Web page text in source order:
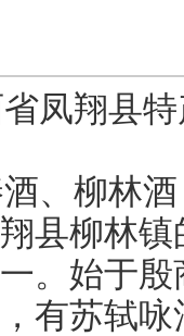
省凤翔县
、柳林酒
县柳林
。始于
有苏轼